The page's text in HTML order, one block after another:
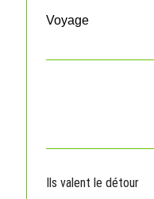
Voyage
Ils valent le détour